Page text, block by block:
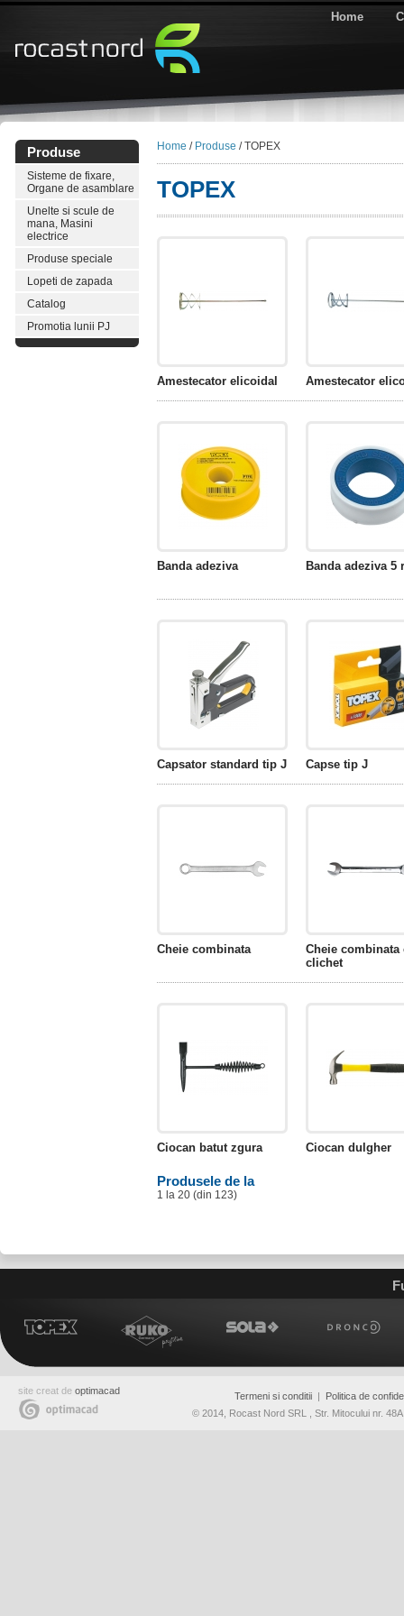
Home
Produse
Sisteme de fixare,
Organe de asamblare
Unelte si scule de
mana, Masini
electrice
Produse speciale
Lopeti de zapada
Catalog
Promotia lunii PJ
Home / Produse / TOPEX
TOPEX
Amestecator elicoidal Amestecator
Banda adeziva Banda adeziva 5
Capsator standard tip J Capse tip J
Cheie combinata
Cheie combinata
clichet
Ciocan batut zgura Ciocan dulgher
Produsele de la
1 la 20 (din 123)
site creat de optimacad Termeni si conditii|
Politica de
© 2014, Rocast Nord SRL , Str. Mitocului nr.